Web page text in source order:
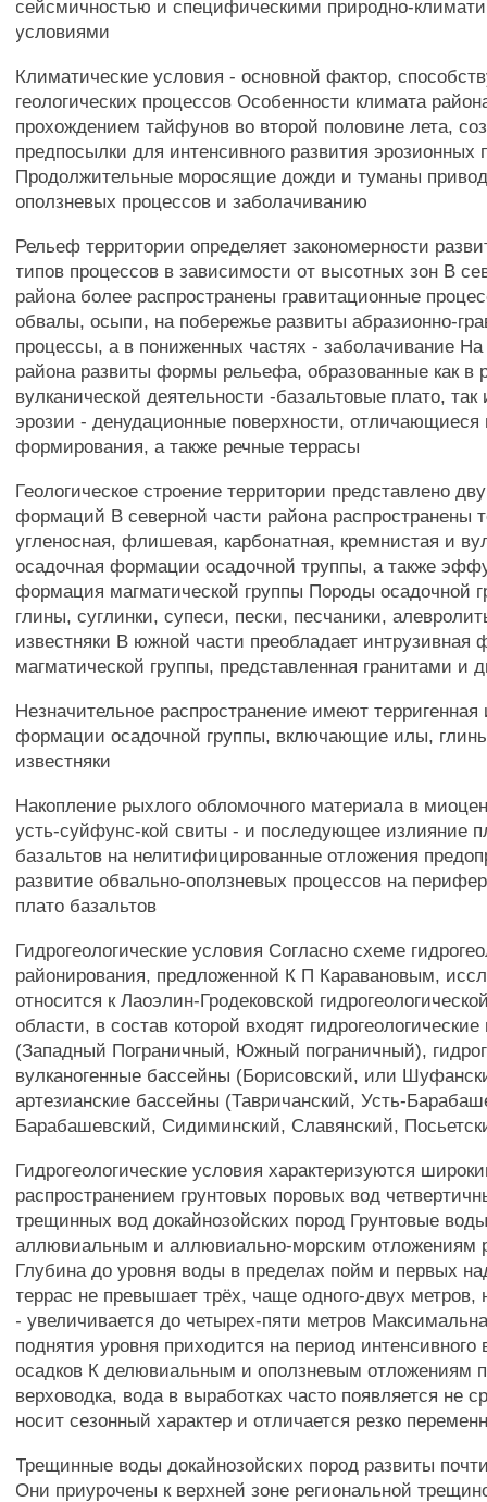
сейсмичностью и специфическими природно-
условиями
Климатические условия - основной фактор,
геологических процессов Особенности климата
прохождением тайфунов во второй половине лета,
предпосылки для интенсивного развития эрозионных
Продолжительные моросящие дожди и туманы
оползневых процессов и заболачиванию
Рельеф территории определяет закономерности
типов процессов в зависимости от высотных зон В
района более распространены гравитационные
обвалы, осыпи, на побережье развиты абразионно-
процессы, а в пониженных частях - заболачивание На
района развиты формы рельефа, образованные как в
вулканической деятельности -базальтовые плато, так
эрозии - денудационные поверхности, отличающиеся
формирования, а также речные террасы
Геологическое строение территории представлено
формаций В северной части района распространены
угленосная, флишевая, карбонатная, кремнистая и
осадочная формации осадочной труппы, а также
формация магматической группы Породы осадочной
глины, суглинки, супеси, пески, песчаники,
известняки В южной части преобладает интрузивная
магматической группы, представленная гранитами и
Незначительное распространение имеют терригенная
формации осадочной группы, включающие илы,
известняки
Накопление рыхлого обломочного материала в
усть-суйфунс-кой свиты - и последующее излияние
базальтов на нелитифицированные отложения
развитие обвально-оползневых процессов на
плато базальтов
Гидрогеологические условия Согласно схеме
районирования, предложенной К П Каравановым,
относится к Лаоэлин-Гродековской
области, в состав которой входят
(Западный Пограничный, Южный пограничный),
вулканогенные бассейны (Борисовский, или
артезианские бассейны (Тавричанский, Усть-
Барабашевский, Сидиминский, Славянский,
Гидрогеологические условия характеризуются
распространением грунтовых поровых вод
трещинных вод докайнозойских пород Грунтовые
аллювиальным и аллювиально-морским отложениям
Глубина до уровня воды в пределах пойм и первых
террас не превышает трёх, чаще одного-двух метров,
- увеличивается до четырех-пяти метров
поднятия уровня приходится на период интенсивного
осадков К делювиальным и оползневым отложениям
верховодка, вода в выработках часто появляется не
носит сезонный характер и отличается резко
Трещинные воды докайнозойских пород развиты
Они приурочены к верхней зоне региональной